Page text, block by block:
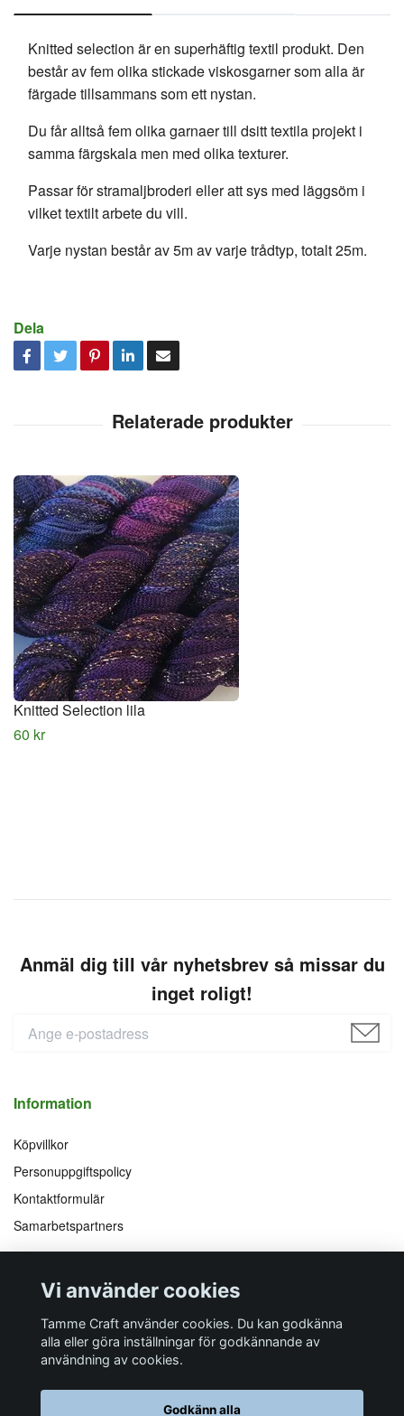
Knitted selection är en superhäftig textil produkt. Den
består av fem olika stickade viskosgarner som alla är
färgade tillsammans som ett nystan.
Du får alltså fem olika garnaer till dsitt textila projekt i
samma färgskala men med olika texturer.
Passar för stramaljbroderi eller att sys med läggsöm i
vilket textilt arbete du vill.
Varje nystan består av 5m av varje trådtyp, totalt 25m.
Dela
Knitted Selection lila
60 kr
Anmäl dig till vår nyhetsbrev så missar du
inget roligt!
Information
Köpvillkor
Personuppgiftspolicy
Kontaktformulär
Samarbetspartners
Följ oss på
Facebook
Instagram
YouTube
Pinterest
Vi accepterar
E-post
Vi använder cookies
Tamme Craft använder cookies. Du kan godkänna
alla eller göra inställningar för godkännande av
användning av cookies.
Godkänn alla